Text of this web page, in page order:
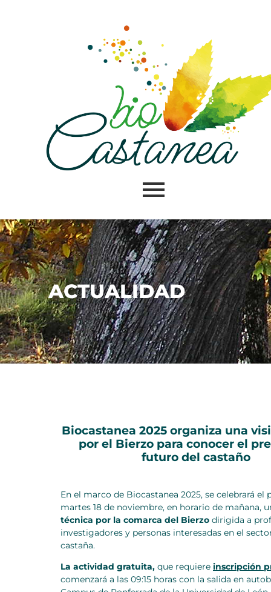
ACTUALIDAD
Biocastanea 2025 organiza una
por el Bierzo para conocer el
futuro del castaño
En el marco de Biocastanea 2025, se celebrará el
martes 18 de noviembre, en horario de mañana,
técnica por la comarca del Bierzo dirigida a
investigadores y personas interesadas en el
castaña.
La actividad gratuita, que requiere inscripción
comenzará a las 09:15 horas con la salida en